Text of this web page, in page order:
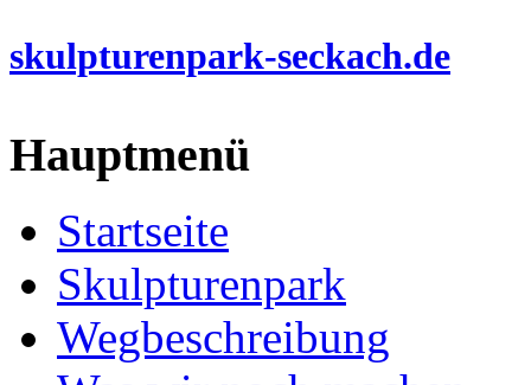
skulpturenpark-seckach.de
Hauptmenü
Startseite
Skulpturenpark
Wegbeschreibung